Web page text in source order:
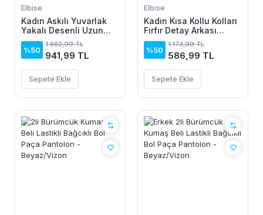
Elbise
Kadın Askılı Yuvarlak
Yakalı Desenli Uzun
Süprem Elbise
%50
1.882,99 TL
941,99 TL
Sepete Ekle
Elbise
Kadın Kısa Kollu Kolları
Fırfır Detay Arkası
Bağlamalı Leopar
Desen Kolsuz Mini
Mikro Elbise
%50
1.173,99 TL
586,99 TL
Sepete Ekle